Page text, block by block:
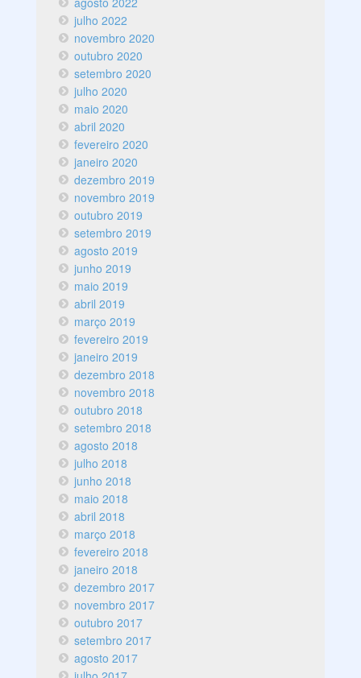
julho 2022
novembro 2020
outubro 2020
setembro 2020
julho 2020
maio 2020
abril 2020
fevereiro 2020
janeiro 2020
dezembro 2019
novembro 2019
outubro 2019
setembro 2019
agosto 2019
junho 2019
maio 2019
abril 2019
março 2019
fevereiro 2019
janeiro 2019
dezembro 2018
novembro 2018
outubro 2018
setembro 2018
agosto 2018
julho 2018
junho 2018
maio 2018
abril 2018
março 2018
fevereiro 2018
janeiro 2018
dezembro 2017
novembro 2017
outubro 2017
setembro 2017
agosto 2017